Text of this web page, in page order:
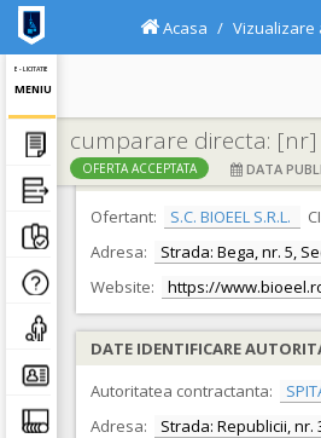
E - LICITATIE
MENIU
Acasa Vizualizare
cumparare directa:
OFERTA ACCEPTATA DATA
DATE IDENTIFICARE
Ofertant:
S.C. BIOEEL S.R.L.
Adresa:
Strada: Bega, nr. 5,
Website:
https://
DATE IDENTIFICARE
Autoritatea contractanta:
Adresa:
Strada: Republicii, nr.